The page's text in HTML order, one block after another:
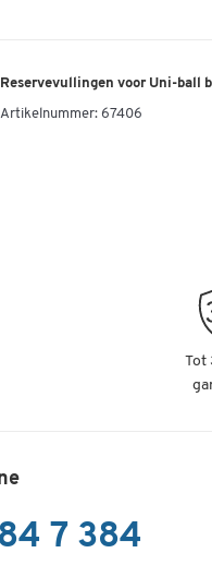
Reservevullingen voor Uni-ball
Artikelnummer: 67406
Tot
7 384